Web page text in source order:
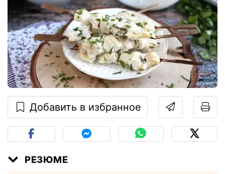
Добавить в избранное
РЕЗЮМЕ